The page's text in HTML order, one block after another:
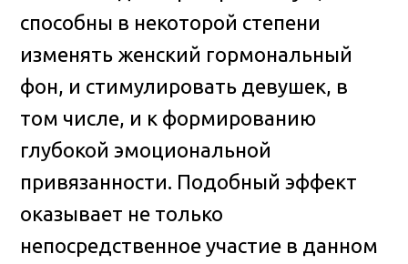
способны в некоторой степени
изменять женский гормональный
фон, и стимулировать девушек, в
том числе, и к формированию
глубокой эмоциональной
привязанности. Подобный эффект
оказывает не только
непосредственное участие в данном